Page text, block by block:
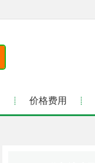
价格费用